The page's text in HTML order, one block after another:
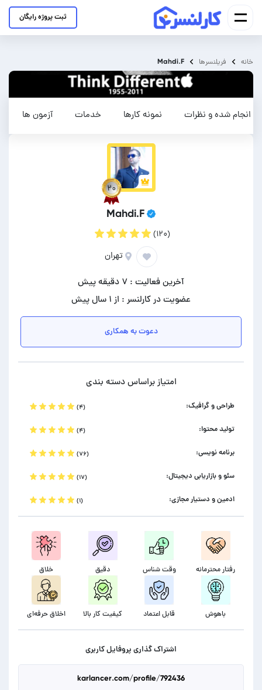
ثبت پروژه رایگان
خانه فریلنسرها Mahdi.F
آزمون ها خدمات نمونه کارها انجام شده و نظرات
۲۰
Mahdi.F
(۱۲۰)
تهران
آخرین فعالیت : ۷ دقیقه پیش
عضویت در کارلنسر : از ۱ سال پیش
دعوت به همکاری
امتیاز براساس دسته بندی
طراحی و گرافیک: (۴)
تولید محتوا: (۴)
برنامه نویسی: (۷۶)
سئو و بازاریابی دیجیتال: (۱۷)
ادمین و دستیار مجازی: (۱)
رفتار محترمانه وقت شناس دقیق خلاق
باهوش قابل اعتماد کیفیت کار بالا اخلاق حرفه‌ای
اشتراک گذاری پروفایل کاربری